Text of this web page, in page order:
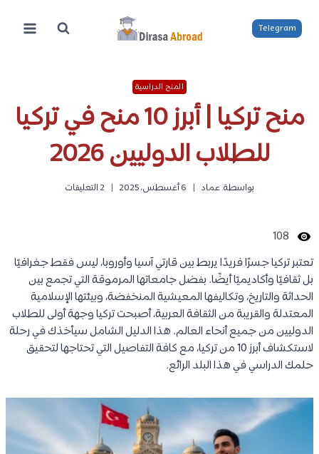
المحتوى
Telegram
المنح الدراسية
منح تركيا | أبرز 10 منح في تركيا
للطلاب الدوليين 2026
بواسطة عماد 6 أغسطس، 2025 2 التعليقات
108
تعتبر تركيا جسرًا فريدًا يربط بين قارتي آسيا وأوروبا، ليس فقط جغرافيًا
بل ثقافيًا وأكاديميًا أيضًا. بفضل جامعاتها المرموقة التي تجمع بين
الحداثة والتاريخ، وتكاليفها المعيشية المنخفضة، وبيئتها الإسلامية
المعتدلة والقريبة من الثقافة العربية، أصبحت تركيا وجهة أولى للطلاب
الدوليين من جميع أنحاء العالم. هذا الدليل الشامل سيأخذك في رحلة
لاستكشاف أبرز 10 من تركيا، مع كافة التفاصيل التي تحتاجها لتحقيق
حلمك الدراسي في هذا البلد الرائع.